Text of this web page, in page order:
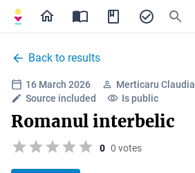
Back to results
16 March 2026
Merticaru Claudia
Source included
Is public
Romanul interbelic
0 0 votes